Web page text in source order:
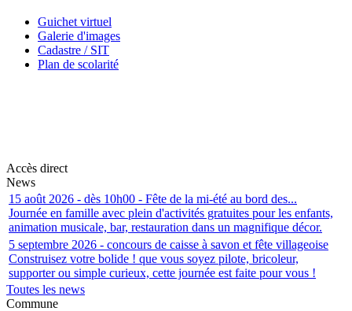
Guichet virtuel
Galerie d'images
Cadastre / SIT
Plan de scolarité
Accès direct
News
15 août 2026 - dès 10h00 - Fête de la mi-été au bord des...
Journée en famille avec plein d'activités gratuites pour les enfants,
animation musicale, bar, restauration dans un magnifique décor.
5 septembre 2026 - concours de caisse à savon et fête villageoise
Construisez votre bolide ! que vous soyez pilote, bricoleur,
supporter ou simple curieux, cette journée est faite pour vous !
Toutes les news
Commune